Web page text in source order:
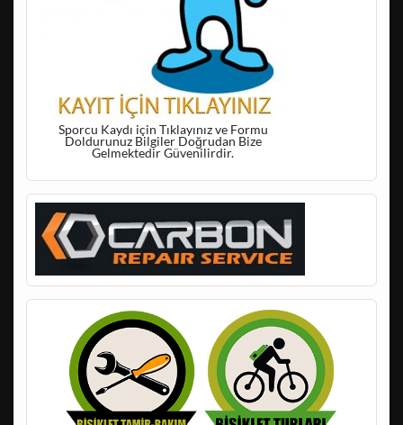
Sporcu Kaydı için Tıklayınız ve Formu
Doldurunuz Bilgiler Doğrudan Bize
Gelmektedir Güvenilirdir.